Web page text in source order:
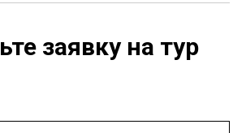
заявку на тур